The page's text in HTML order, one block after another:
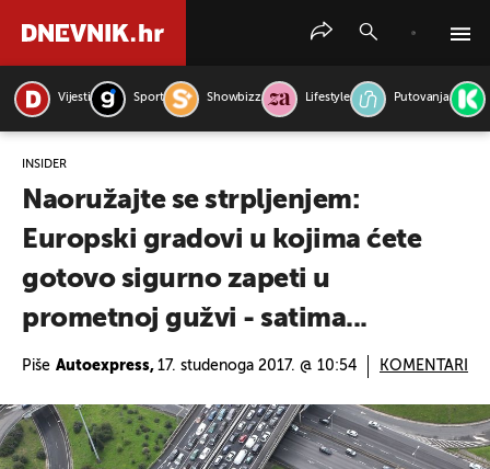
Vijesti Sport Showbizz Lifestyle Putovanja
INSIDER
Naoružajte se strpljenjem:
Europski gradovi u kojima ćete
gotovo sigurno zapeti u
prometnoj gužvi - satima...
Piše Autoexpress, 17. studenoga 2017. @ 10:54 KOMENTARI
PRETRAŽITE VIJESTI